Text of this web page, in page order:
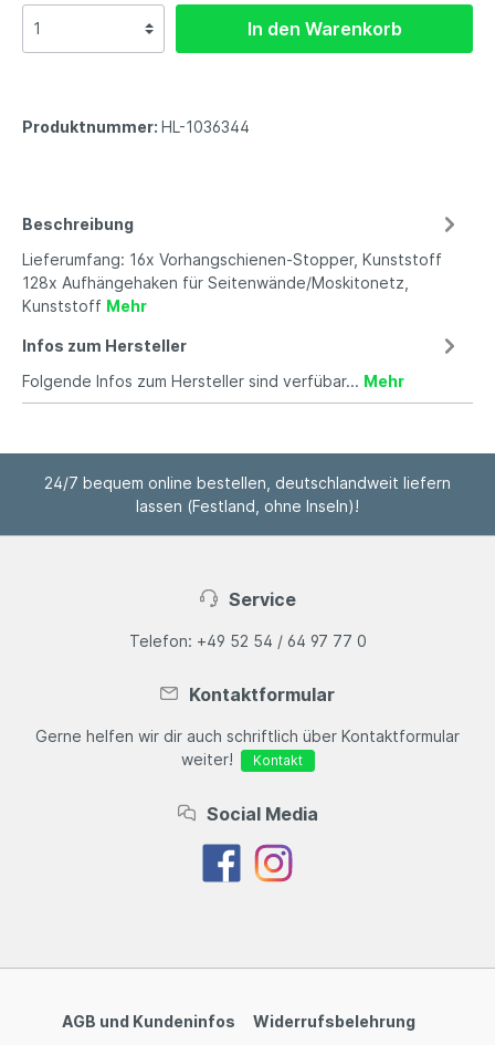
In den Warenkorb
Produktnummer: HL-1036344
Beschreibung
Lieferumfang: 16x Vorhangschienen-Stopper, Kunststoff
128x Aufhängehaken für Seitenwände/Moskitonetz,
Kunststoff Mehr
Infos zum Hersteller
Folgende Infos zum Hersteller sind verfübar... Mehr
24/7 bequem online bestellen, deutschlandweit liefern
lassen (Festland, ohne Inseln)!
Service
Telefon: +49 52 54 / 64 97 77 0
Kontaktformular
Gerne helfen wir dir auch schriftlich über Kontaktformular
weiter!
Kontakt
Social Media
AGB und Kundeninfos
Widerrufsbelehrung